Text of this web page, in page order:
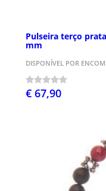
Pulseira terço
mm
DISPONÍVEL POR
€ 67,90